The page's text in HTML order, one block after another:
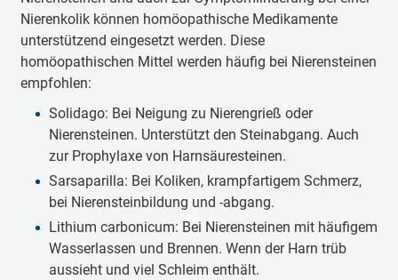
Nierenkolik können homöopathische Medikamente
unterstützend eingesetzt werden. Diese
homöopathischen Mittel werden häufig bei Nierensteinen
empfohlen:
Solidago: Bei Neigung zu Nierengrieß oder
Nierensteinen. Unterstützt den Steinabgang. Auch
zur Prophylaxe von Harnsäuresteinen.
Sarsaparilla: Bei Koliken, krampfartigem Schmerz,
bei Nierensteinbildung und -abgang.
Lithium carbonicum: Bei Nierensteinen mit häufigem
Wasserlassen und Brennen. Wenn der Harn trüb
aussieht und viel Schleim enthält.